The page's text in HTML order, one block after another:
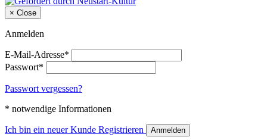
× Close
Anmelden
E-Mail-Adresse*
Passwort*
Passwort vergessen?
* notwendige Informationen
Ich bin ein neuer Kunde Registrieren Anmelden